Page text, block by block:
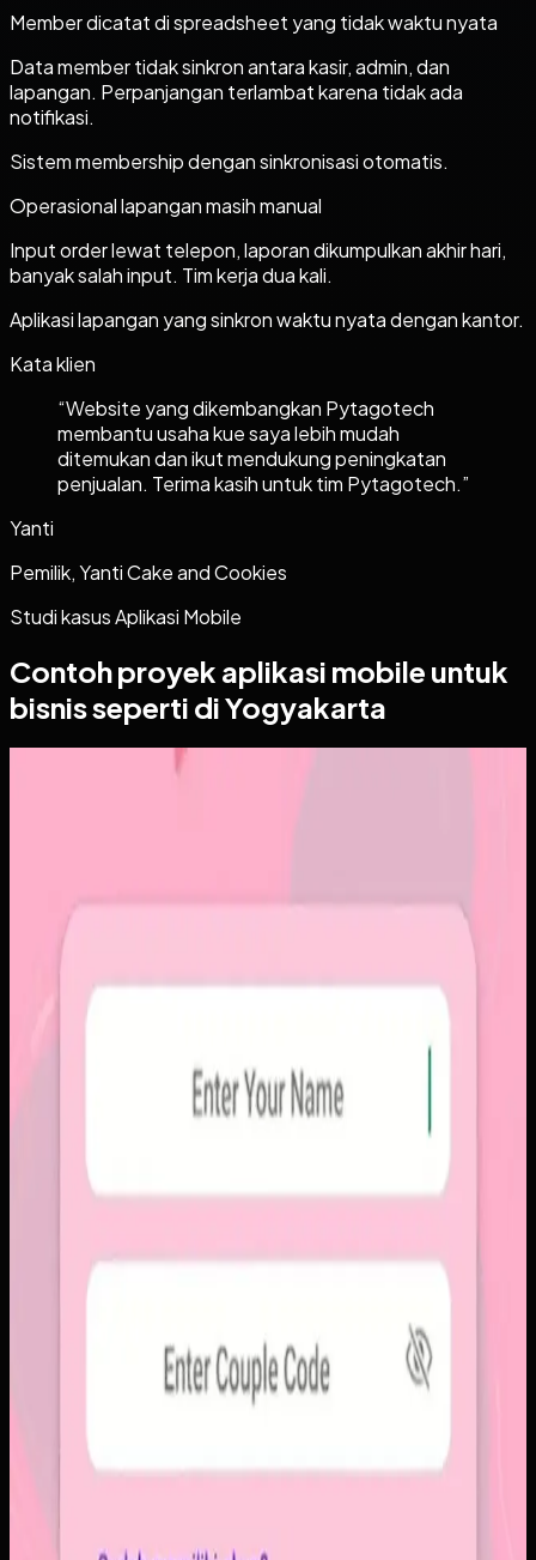
Member dicatat di spreadsheet yang tidak waktu nyata
Data member tidak sinkron antara kasir, admin, dan
lapangan. Perpanjangan terlambat karena tidak ada
notifikasi.
Sistem membership dengan sinkronisasi otomatis.
Operasional lapangan masih manual
Input order lewat telepon, laporan dikumpulkan akhir hari,
banyak salah input. Tim kerja dua kali.
Aplikasi lapangan yang sinkron waktu nyata dengan kantor.
Kata klien
“Website yang dikembangkan Pytagotech
membantu usaha kue saya lebih mudah
ditemukan dan ikut mendukung peningkatan
penjualan. Terima kasih untuk tim Pytagotech.”
Yanti
Pemilik, Yanti Cake and Cookies
Studi kasusAplikasi Mobile
Contoh proyek aplikasi mobile untuk
bisnis seperti di Yogyakarta
Sebelumnya
Platform sosial umum sering membuat momen personal
tenggelam di antara konten publik, iklan, dan tekanan
untuk selalu tampil sempurna. Pengguna membutuhkan
Kami membangun aplikasi mobile dengan alur berbagi yang
ringkas, notifikasi cepat, dan arsip momen yang tersusun
rapi. Sistemnya dirancang untuk percakapan visual yang
lebih personal tanpa membawa beban feed publik.